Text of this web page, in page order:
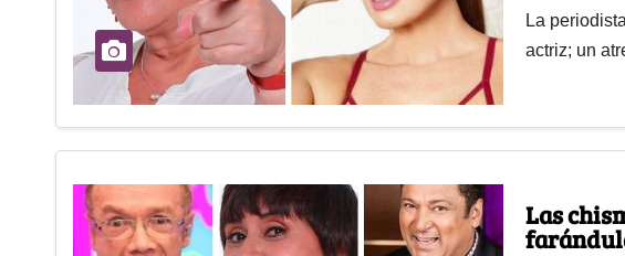
La
actriz; un
Las